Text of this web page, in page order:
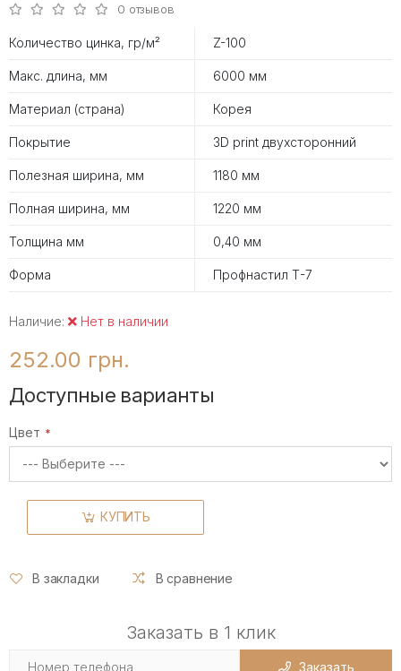
0 отзывов
Количество цинка, гр/м² Z-100
Макс. длина, мм 6000 мм
Материал (страна) Корея
Покрытие 3D print двухсторонний
Полезная ширина, мм 1180 мм
Полная ширина, мм 1220 мм
Толщина мм 0,40 мм
Форма Профнастил Т-7
Наличие: Нет в наличии
252.00 грн.
Доступные варианты
Цвет
КУПИТЬ
В закладки В сравнение
Заказать в 1 клик
Заказать